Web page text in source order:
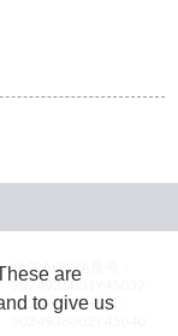
JASRAC許諾番号：
9024936001Y45037
JASRAC許諾番号：
are
to give us